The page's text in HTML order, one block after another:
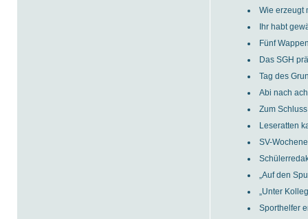
Wie erzeugt
Ihr habt
Fünf
Das SGH
Tag des
Abi nach
Zum
Leseratten
SV-
„Auf den
„Unter
Sporthelfer